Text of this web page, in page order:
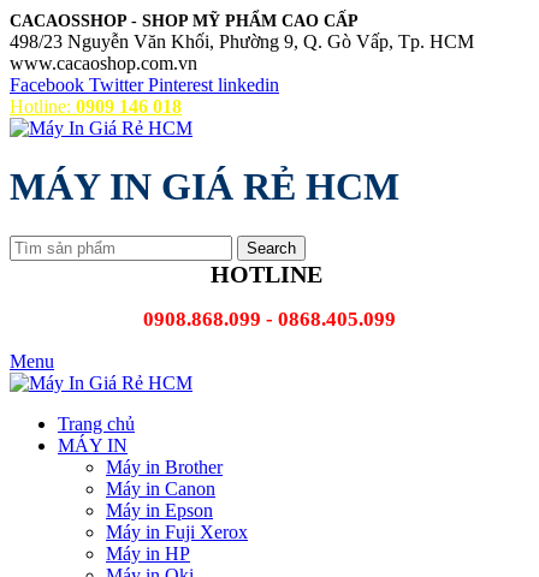
CACAOSSHOP - SHOP MỸ PHẨM CAO CẤP
498/23 Nguyễn Văn Khối, Phường 9, Q. Gò Vấp, Tp. HCM
www.cacaoshop.com.vn
Facebook Twitter Pinterest linkedin
Hotline: 0909 146 018
MÁY IN GIÁ RẺ HCM
Search
HOTLINE
0908.868.099 - 0868.405.099
Menu
Trang chủ
MÁY IN
Máy in Brother
Máy in Canon
Máy in Epson
Máy in Fuji Xerox
Máy in HP